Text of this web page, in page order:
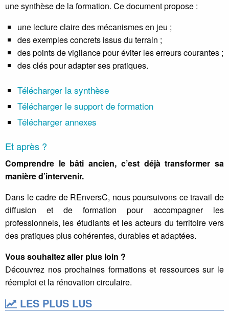
une synthèse de la formation. Ce document propose :
une lecture claire des mécanismes en jeu ;
des exemples concrets issus du terrain ;
des points de vigilance pour éviter les erreurs courantes ;
des clés pour adapter ses pratiques.
Télécharger la synthèse
Télécharger le support de formation
Télécharger annexes
Et après ?
Comprendre le bâti ancien, c’est déjà transformer sa
manière d’intervenir.
Dans le cadre de REnversC, nous poursuivons ce travail de
diffusion et de formation pour accompagner les
professionnels, les étudiants et les acteurs du territoire vers
des pratiques plus cohérentes, durables et adaptées.
Vous souhaitez aller plus loin ?
Découvrez nos prochaines formations et ressources sur le
réemploi et la rénovation circulaire.
LES PLUS LUS